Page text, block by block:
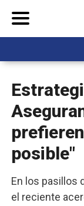
posible"
En los pasillos
el reciente